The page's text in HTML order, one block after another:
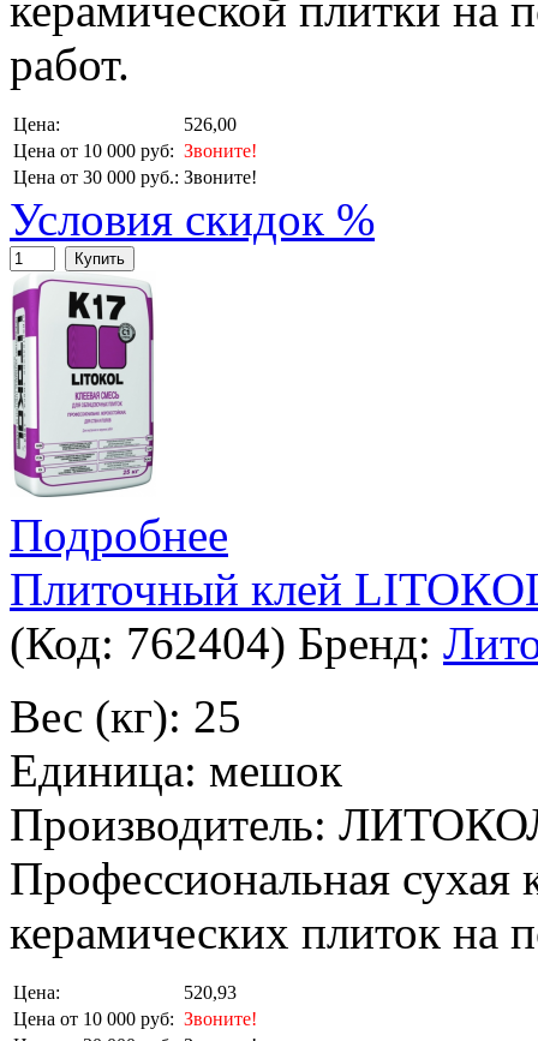
керамической плитки на
работ.
Цена:
526,00
Цена от 10 000 руб: Звоните!
Цена от 30 000 руб.: Звоните!
Условия скидок %
Купить
Подробнее
Плиточный клей
(Код: 762404) Бренд:
Вес (кг): 25
Единица: мешок
Производитель:
Профессиональная сухая
керамических плиток на
Цена:
520,93
Цена от 10 000 руб: Звоните!